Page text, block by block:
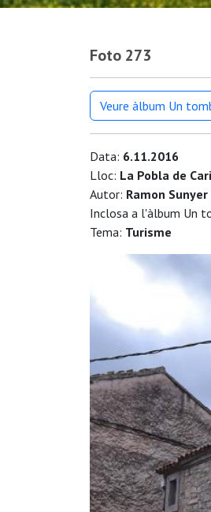
Foto 273
Veure àlbum Un
Data: 6.11.2016
Lloc: La Pobla de
Autor: Ramon Sunyer
Inclosa a l'àlbum Un
Tema: Turisme